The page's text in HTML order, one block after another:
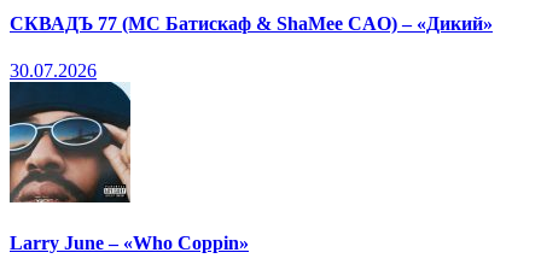
СКВАДЪ 77 (МС Батискаф & ShaMee CAO) – «Дикий»
30.07.2026
Larry June – «Who Coppin»